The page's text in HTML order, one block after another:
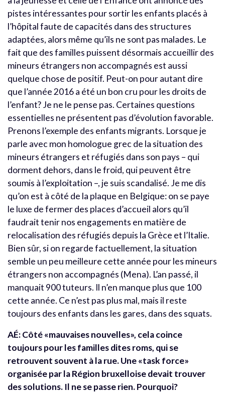
pistes intéressantes pour sortir les enfants placés à
l’hôpital faute de capacités dans des structures
adaptées, alors même qu’ils ne sont pas malades. Le
fait que des familles puissent désormais accueillir des
mineurs étrangers non accompagnés est aussi
quelque chose de positif. Peut-on pour autant dire
que l’année 2016 a été un bon cru pour les droits de
l’enfant? Je ne le pense pas. Certaines questions
essentielles ne présentent pas d’évolution favorable.
Prenons l’exemple des enfants migrants. Lorsque je
parle avec mon homologue grec de la situation des
mineurs étrangers et réfugiés dans son pays – qui
dorment dehors, dans le froid, qui peuvent être
soumis à l’exploitation –, je suis scandalisé. Je me dis
qu’on est à côté de la plaque en Belgique: on se paye
le luxe de fermer des places d’accueil alors qu’il
faudrait tenir nos engagements en matière de
relocalisation des réfugiés depuis la Grèce et l’Italie.
Bien sûr, si on regarde factuellement, la situation
semble un peu meilleure cette année pour les mineurs
étrangers non accompagnés (Mena). L’an passé, il
manquait 900 tuteurs. Il n’en manque plus que 100
cette année. Ce n’est pas plus mal, mais il reste
toujours des enfants dans les gares, dans des squats.
AÉ: Côté «mauvaises nouvelles», cela coince
toujours pour les familles dites roms, qui se
retrouvent souvent à la rue. Une «task force»
organisée par la Région bruxelloise devait trouver
des solutions. Il ne se passe rien. Pourquoi?